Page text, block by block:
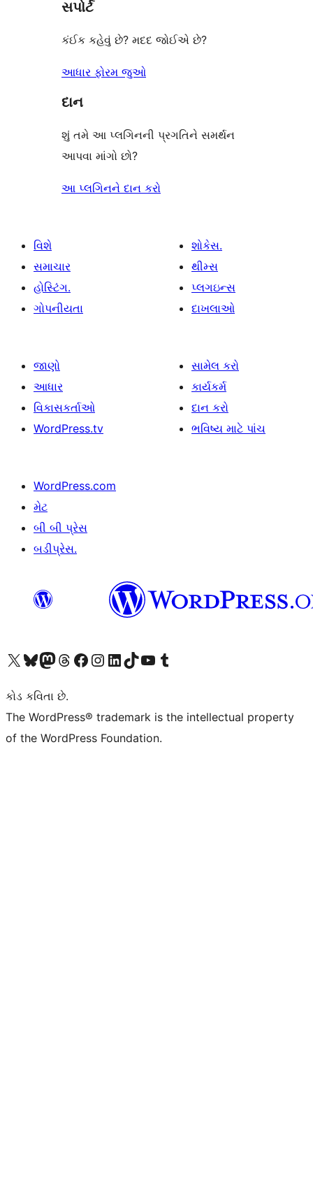
સમીક્ષાઓ
સપોર્ટ
કંઈક કહેવું છે? મદદ જોઈએ છે?
આધાર ફોરમ જુઓ
દાન
શું તમે આ પ્લગિનની પ્રગતિને સમર્થન
આપવા માંગો છો?
આ પ્લગિનને દાન કરો
વિશે
સમાચાર
હોસ્ટિંગ.
ગોપનીયતા
શોકેસ.
થીમ્સ
પ્લગઇન્સ
દાખલાઓ
જાણો
આધાર
વિકાસકર્તાઓ
WordPress.tv
સામેલ કરો
કાર્યકર્મ
દાન કરો
ભવિષ્ય માટે પાંચ
WordPress.com
મેટ
બી બી પ્રેસ
બડીપ્રેસ.
અમારા X (અગાઉ ટ્વિટર) એકાઉન્ટની મુલાકાત લોઅમારા Bluesky એકાઉન્ટની મુલાકાત લોઅમારા માસ્ટોડોન એકાઉન્ટની મુલાકાત લોઅમારા Threads એકાઉન્ટની મુલાકાત લો અમારા ફેસબુક પેજની મુલાકાત લોઅમારા ઇન્સ્ટાગ્રામ એકાઉન્ટની મુલાકાત લો અમારા LinkedIn એકાઉન્ટની મુલાકાત લોઅમારા TikTok એકાઉન્ટની મુલાકાત લોઅમારી YouTube ચેનલની મુલાકાત લો અમારા Tumblr એકાઉન્ટની મુલાકાત લો
કોડ કવિતા છે.
The WordPress® trademark is the intellectual property
of the WordPress Foundation.